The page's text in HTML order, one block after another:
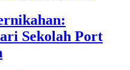
Sekolah Port